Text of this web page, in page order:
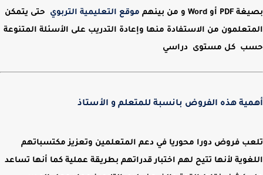
بصيغةPDF أو Word و من بينهم موقع التعليمية التربوي
حتى يتمكن
المتعلمون من الاستفادة منها وإعادة التدريب على الأسئلة المتنوعة
حسب كل مستوى دراسي
أهمية هذه الفروض بانسبة للمتعلم و الأستاذ
تلعب فروض دورا محوريا في دعم المتعلمين وتعزيز مكتسباتهم
اللغوية لأنها تتيح لهم اختبار قدراتهم بطريقة عملية كما أنها تساعد